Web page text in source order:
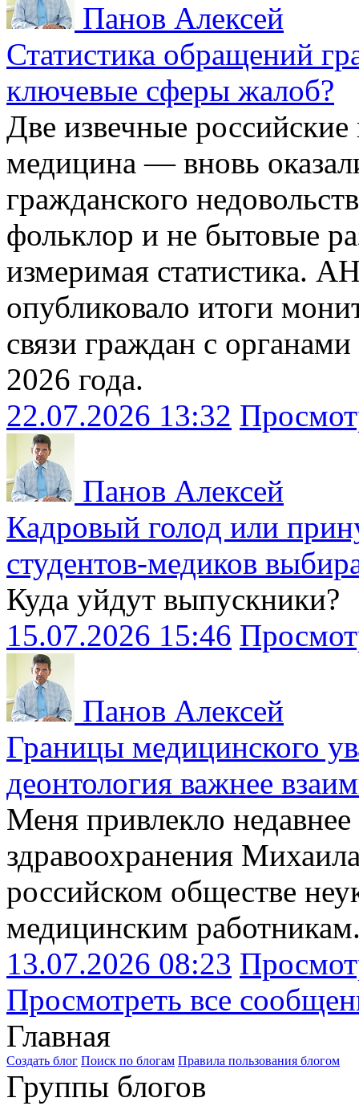
Панов Алексей
Статистика обращений
ключевые сферы жалоб?
Две извечные
медицина — вновь
гражданского
фольклор и не бытовые
измеримая статистика.
опубликовало итоги
связи граждан с
2026 года.
22.07.2026 13:32
Панов Алексей
Кадровый голод или
студентов-медиков
Куда уйдут выпускники?
15.07.2026 15:46
Панов Алексей
Границы медицинского
деонтология важнее
Меня привлекло
здравоохранения
российском обществе
медицинским
13.07.2026 08:23
Просмотреть все
Главная
Создать блог Поиск по блогам Правила пользования блогом
Группы блогов